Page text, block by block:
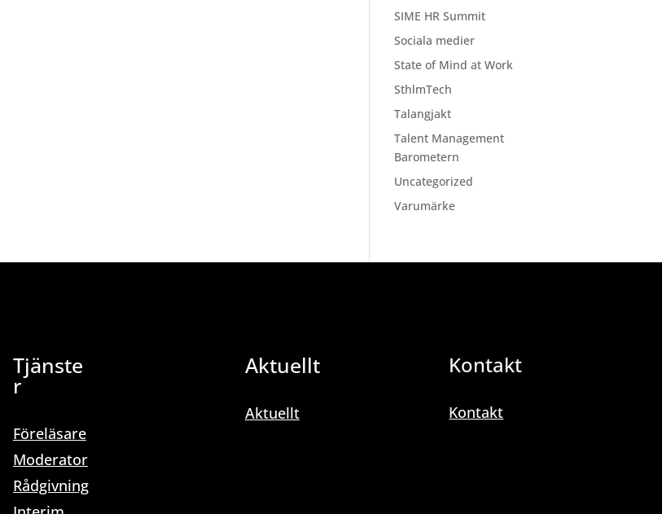
SIME HR Summit
Sociala medier
State of Mind at Work
SthlmTech
Talangjakt
Talent Management
Barometern
Uncategorized
Varumärke
Tjänste
r
Föreläsare
Moderator
Rådgivning
Aktuellt
Aktuellt
Kontakt
Kontakt